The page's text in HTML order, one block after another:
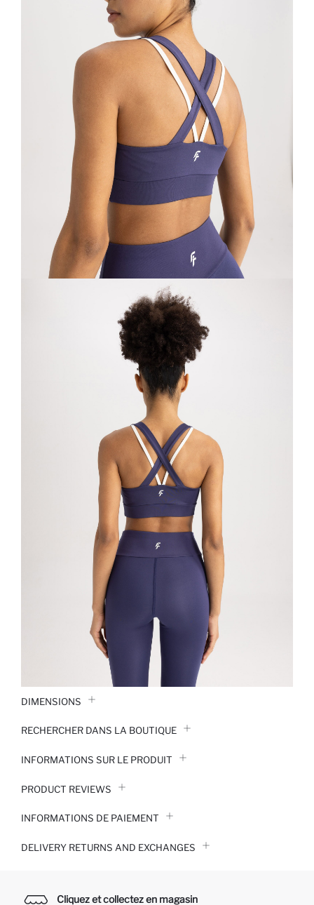
DIMENSIONS
RECHERCHER DANS LA BOUTIQUE
INFORMATIONS SUR LE PRODUIT
PRODUCT REVIEWS
INFORMATIONS DE PAIEMENT
DELIVERY RETURNS AND EXCHANGES
Cliquez et collectez en magasin